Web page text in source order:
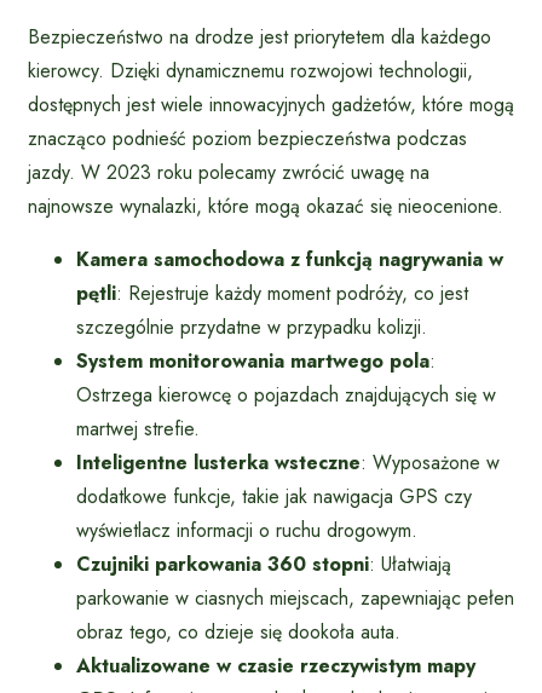
Bezpieczeństwo na drodze jest priorytetem dla każdego
kierowcy. Dzięki dynamicznemu rozwojowi technologii,
dostępnych jest wiele innowacyjnych gadżetów, które mogą
znacząco podnieść poziom bezpieczeństwa podczas
jazdy. W 2023 roku polecamy zwrócić uwagę na
najnowsze wynalazki, które mogą okazać się nieocenione.
Kamera samochodowa z funkcją nagrywania w
pętli: Rejestruje każdy moment podróży, co jest
szczególnie przydatne w przypadku kolizji.
System monitorowania martwego pola:
Ostrzega kierowcę o pojazdach znajdujących się w
martwej strefie.
Inteligentne lusterka wsteczne: Wyposażone w
dodatkowe funkcje, takie jak nawigacja GPS czy
wyświetlacz informacji o ruchu drogowym.
Czujniki parkowania 360 stopni: Ułatwiają
parkowanie w ciasnych miejscach, zapewniając pełen
obraz tego, co dzieje się dookoła auta.
Aktualizowane w czasie rzeczywistym mapy